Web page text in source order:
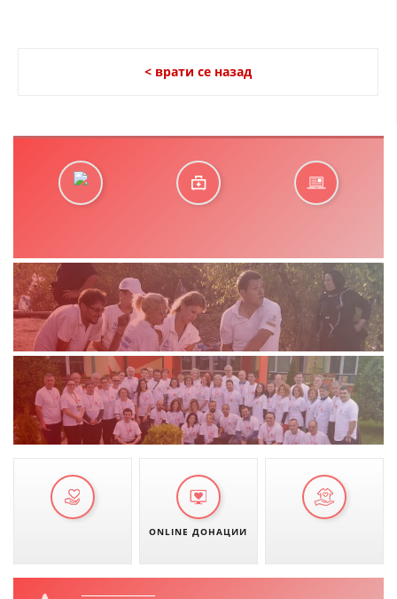
< врати се назад
ONLINE ДОНАЦИИ